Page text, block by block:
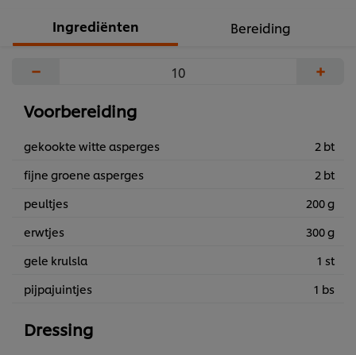
Ingrediënten Bereiding
− +
Voorbereiding
gekookte witte asperges
2 bt
fijne groene asperges
2 bt
peultjes
200 g
erwtjes
300 g
gele krulsla
1 st
pijpajuintjes
1 bs
Dressing